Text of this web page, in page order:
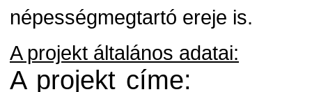
népességmegtartó ereje is.
A projekt általános adatai:
A projekt címe: